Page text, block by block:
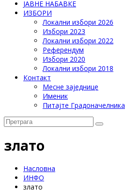
ЈАВНЕ НАБАВКЕ
ИЗБОРИ
Локални избори 2026
Избори 2023
Локални избори 2022
Референдум
Избори 2020
Локални избори 2018
Контакт
Месне заједнице
Именик
Питајте Градоначелника
злато
Насловна
ИНФО
злато